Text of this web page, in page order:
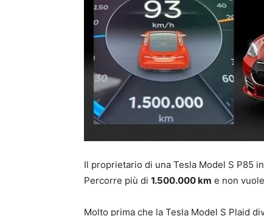
Il proprietario di una Tesla Model S P85
Percorre più di 1.500.000 km e non
Molto prima che la Tesla Model S Plaid